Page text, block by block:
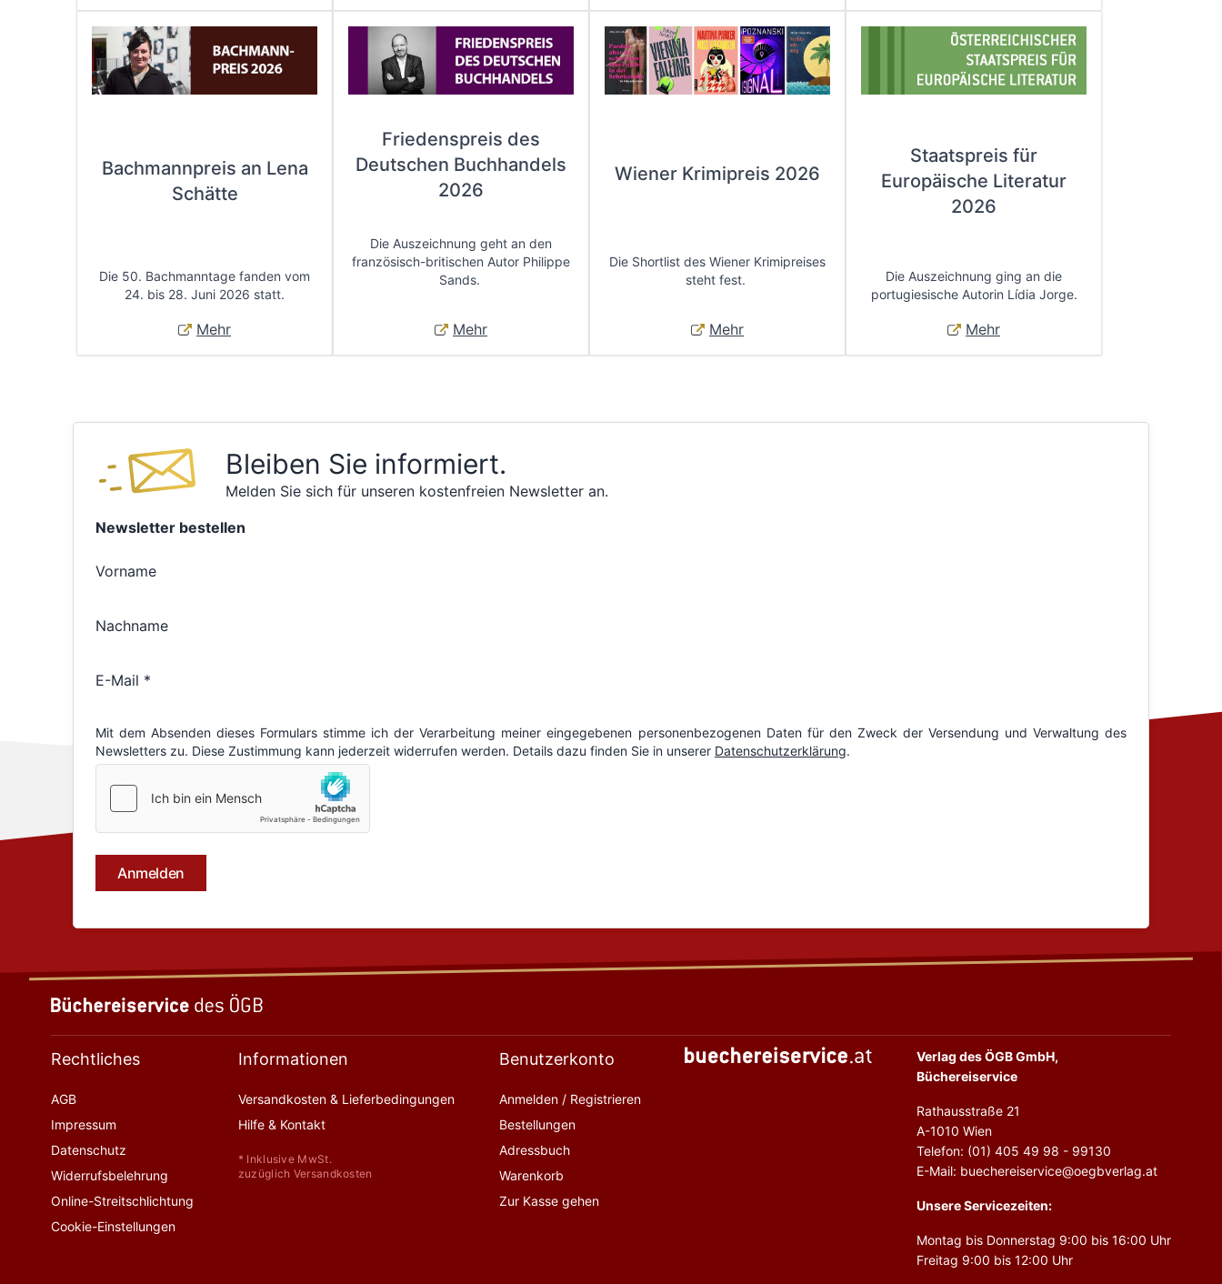
Bachmannpreis an Lena
Schätte
Die 50. Bachmanntage fanden vom
24. bis 28. Juni 2026 statt.
Mehr
Friedenspreis des
Deutschen Buchhandels
2026
Die Auszeichnung geht an den
französisch-britischen Autor Philippe
Sands.
Mehr
Wiener Krimipreis 2026
Die Shortlist des Wiener Krimipreises
steht fest.
Mehr
Staatspreis für
Europäische Literatur
2026
Die Auszeichnung ging an die
portugiesische Autorin Lídia Jorge.
Mehr
Bleiben Sie informiert.
Melden Sie sich für unseren kostenfreien Newsletter an.
Rechtliches
AGB
Impressum
Datenschutz
Widerrufsbelehrung
Online-Streitschlichtung
Cookie-Einstellungen
Informationen
Versandkosten & Lieferbedingungen
Hilfe & Kontakt
* Inklusive MwSt.
zuzüglich Versandkosten
Benutzerkonto
Anmelden / Registrieren
Bestellungen
Adressbuch
Warenkorb
Zur Kasse gehen
Verlag des ÖGB GmbH,
Büchereiservice
Rathausstraße 21
A-1010 Wien
Telefon: (01) 405 49 98 - 99130
E-Mail: buechereiservice@oegbverlag.at
Unsere Servicezeiten:
Montag bis Donnerstag 9:00 bis 16:00 Uhr
Freitag 9:00 bis 12:00 Uhr